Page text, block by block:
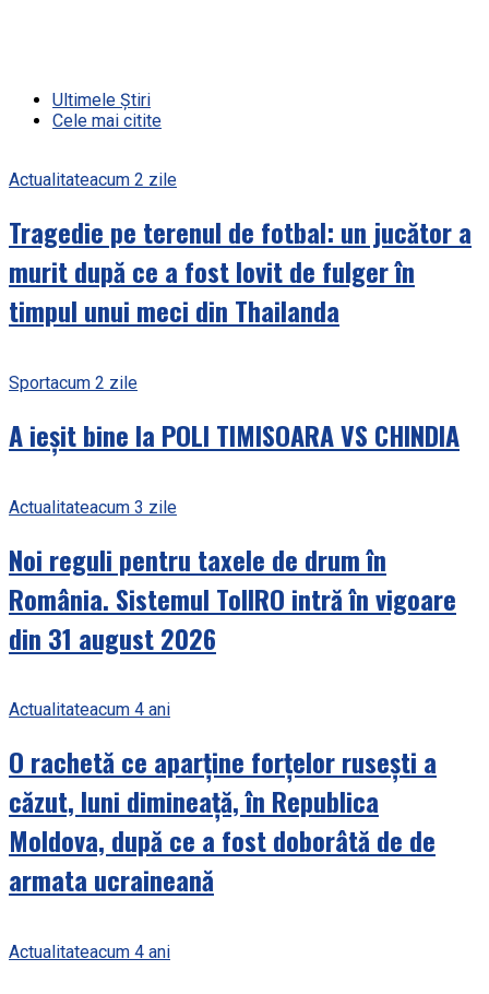
Ultimele Știri
Cele mai citite
Actualitateacum 2 zile
Tragedie pe terenul de fotbal: un jucător a
murit după ce a fost lovit de fulger în
timpul unui meci din Thailanda
Sportacum 2 zile
A ieșit bine la POLI TIMISOARA VS CHINDIA
Actualitateacum 3 zile
Noi reguli pentru taxele de drum în
România. Sistemul TollRO intră în vigoare
din 31 august 2026
Actualitateacum 4 ani
O rachetă ce aparține forțelor rusești a
căzut, luni dimineață, în Republica
Moldova, după ce a fost doborâtă de de
armata ucraineană
Actualitateacum 4 ani